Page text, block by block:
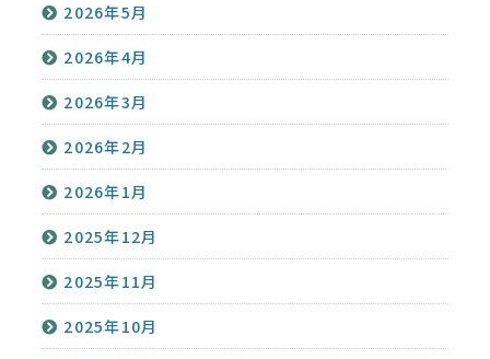
2026年5月
2026年4月
2026年3月
2026年2月
2026年1月
2025年12月
2025年11月
2025年10月